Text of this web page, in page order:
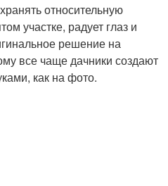
относительную
участке, радует глаз и
решение на
все чаще дачники создают
как на фото.